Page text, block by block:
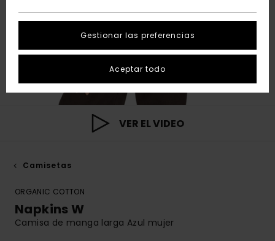
VER EL VIDEO
Camisetas
ORGANIC COTTON
Napkins W
Camisa de manga larga Azul mujer
Gestionar las preferencias
Aceptar todo